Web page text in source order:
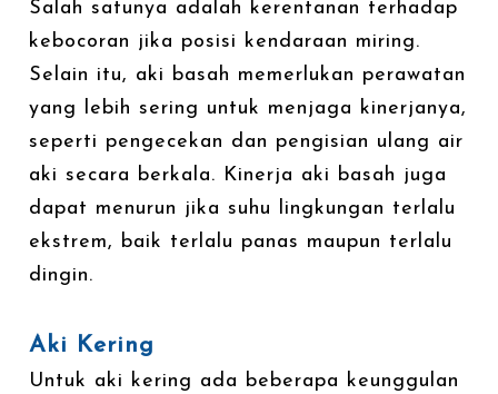
Salah satunya adalah kerentanan terhadap
kebocoran jika posisi kendaraan miring.
Selain itu, aki basah memerlukan perawatan
yang lebih sering untuk menjaga kinerjanya,
seperti pengecekan dan pengisian ulang air
aki secara berkala. Kinerja aki basah juga
dapat menurun jika suhu lingkungan terlalu
ekstrem, baik terlalu panas maupun terlalu
dingin.
Aki Kering
Untuk aki kering ada beberapa keunggulan